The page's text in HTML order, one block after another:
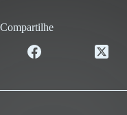
Compartilhe